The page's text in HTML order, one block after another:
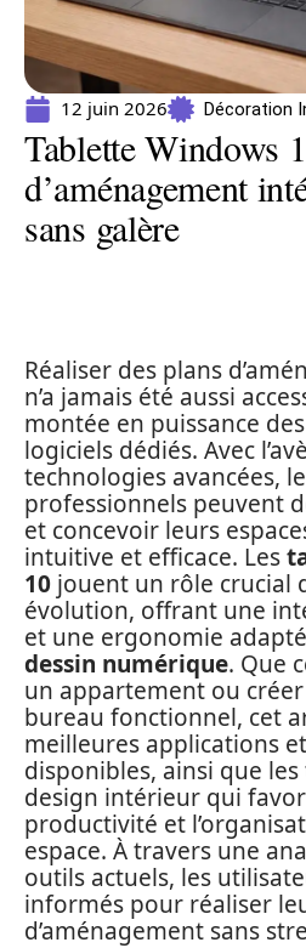
12 juin 2026 Décoration
Tablette Windows
d’aménagement
sans galère
Réaliser des plans
n’a jamais été aussi
montée en puissance
logiciels dédiés. Avec
technologies avancées,
professionnels peuvent
et concevoir leurs
intuitive et efficace. Les
10 jouent un rôle crucial
évolution, offrant une
et une ergonomie
dessin numérique. Que
un appartement ou
bureau fonctionnel, cet
meilleures applications
disponibles, ainsi que
design intérieur qui
productivité et
espace. À travers une
outils actuels, les
informés pour réaliser
d’aménagement sans